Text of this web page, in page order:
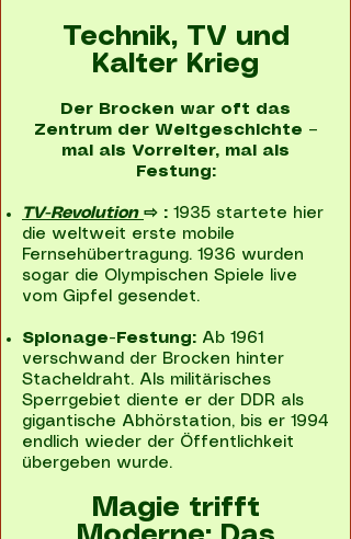
Technik, TV und
Kalter Krieg
Der Brocken war oft das
Zentrum der Weltgeschichte –
mal als Vorreiter, mal als
Festung:
TV-Revolution ⇨ : 1935 startete hier
die weltweit erste mobile
Fernsehübertragung. 1936 wurden
sogar die Olympischen Spiele live
vom Gipfel gesendet.
Spionage-Festung: Ab 1961
verschwand der Brocken hinter
Stacheldraht. Als militärisches
Sperrgebiet diente er der DDR als
gigantische Abhörstation, bis er 1994
endlich wieder der Öffentlichkeit
übergeben wurde.
Magie trifft